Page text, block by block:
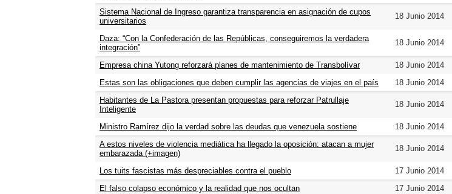
Sistema Nacional de Ingreso garantiza transparencia en asignación de cupos
universitarios
18 Junio 2014
Daza: “Con la Confederación de las Repúblicas, conseguiremos la verdadera
integración”
18 Junio 2014
Empresa china Yutong reforzará planes de mantenimiento de Transbolívar 18 Junio 2014
Estas son las obligaciones que deben cumplir las agencias de viajes en el país
18 Junio 2014
Habitantes de La Pastora presentan propuestas para reforzar Patrullaje
Inteligente
18 Junio 2014
Ministro Ramírez dijo la verdad sobre las deudas que venezuela sostiene 18 Junio 2014
A estos niveles de violencia mediática ha llegado la oposición: atacan a mujer
embarazada (+imagen)
18 Junio 2014
Los tuits fascistas más despreciables contra el pueblo 17 Junio 2014
El falso colapso económico y la realidad que nos ocultan
17 Junio 2014